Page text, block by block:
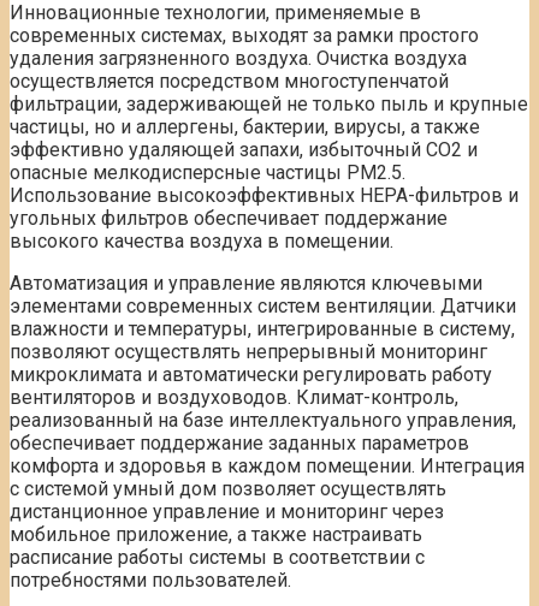
Инновационные технологии, применяемые в
современных системах, выходят за рамки простого
удаления загрязненного воздуха. Очистка воздуха
осуществляется посредством многоступенчатой
фильтрации, задерживающей не только пыль и крупные
частицы, но и аллергены, бактерии, вирусы, а также
эффективно удаляющей запахи, избыточный CO2 и
опасные мелкодисперсные частицы PM2.5.
Использование высокоэффективных HEPA-фильтров и
угольных фильтров обеспечивает поддержание
высокого качества воздуха в помещении.
Автоматизация и управление являются ключевыми
элементами современных систем вентиляции. Датчики
влажности и температуры, интегрированные в систему,
позволяют осуществлять непрерывный мониторинг
микроклимата и автоматически регулировать работу
вентиляторов и воздуховодов. Климат-контроль,
реализованный на базе интеллектуального управления,
обеспечивает поддержание заданных параметров
комфорта и здоровья в каждом помещении. Интеграция
с системой умный дом позволяет осуществлять
дистанционное управление и мониторинг через
мобильное приложение, а также настраивать
расписание работы системы в соответствии с
потребностями пользователей.